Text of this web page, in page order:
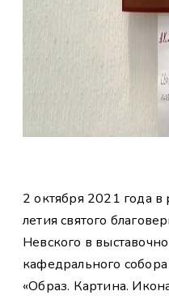
2 октября 2021 года
летия святого
Невского в
кафедрального
«Образ. Картина.